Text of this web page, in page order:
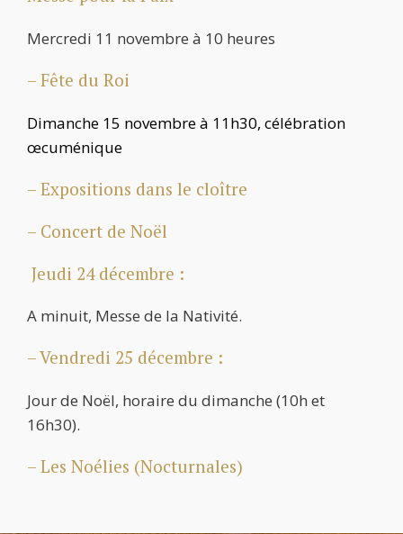
Mercredi 11 novembre à 10 heures
– Fête du Roi
Dimanche 15 novembre à 11h30, célébration
œcuménique
– Expositions dans le cloître
– Concert de Noël
Jeudi 24 décembre :
A minuit, Messe de la Nativité.
– Vendredi 25 décembre :
Jour de Noël, horaire du dimanche (10h et
16h30).
– Les Noélies (Nocturnales)